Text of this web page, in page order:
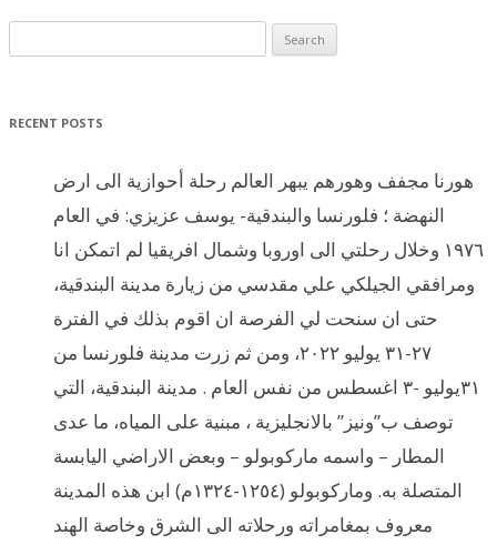
RECENT POSTS
هورنا مجفف وهورهم يبهر العالم رحلة أحوازية الى ارض
النهضة ؛ فلورنسا والبندقية- يوسف عزيزي: في العام
١٩٧٦ وخلال رحلتي الى اوروبا وشمال افريقيا لم اتمكن انا
ومرافقي الجيلكي علي مقدسي من زيارة مدينة البندقية،
حتى ان سنحت لي الفرصة ان اقوم بذلك في الفترة
٢٧-٣١ يوليو ٢٠٢٢، ومن ثم زرت مدينة فلورنسا من
٣١يوليو -٣ اغسطس من نفس العام . مدينة البندقية، التي
توصف ب”ونيز” بالانجليزية ، مبنية على المياه، ما عدى
المطار – واسمه ماركوبولو – وبعض الاراضي اليابسة
المتصلة به. وماركوبولو (١٢٥٤-١٣٢٤م) ابن هذه المدينة
معروف بمغامراته ورحلاته الى الشرق وخاصة الهند